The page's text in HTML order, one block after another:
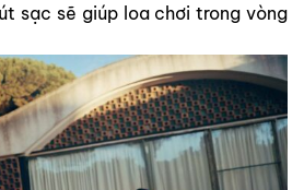
sạc sẽ giúp loa chơi trong vòng